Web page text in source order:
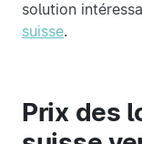
solution
suisse.
Prix des